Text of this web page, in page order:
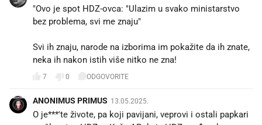
"Ovo je spot HDZ-ovca: "Ulazim u svako ministarstvo
bez problema, svi me znaju"
Svi ih znaju, narode na izborima im pokažite da ih znate,
neka ih nakon istih više nitko ne zna!
7 0 ODGOVORITE
ANONIMUS PRIMUS 13.05.2025.
O je***'te živote, pa koji pavijani, veprovi i ostali papkari